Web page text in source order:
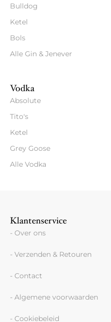
Bulldog
Ketel
Bols
Alle Gin & Jenever
Vodka
Absolute
Tito's
Ketel
Grey Goose
Alle Vodka
Klantenservice
- Over ons
- Verzenden & Retouren
- Contact
- Algemene voorwaarden
- Cookiebeleid